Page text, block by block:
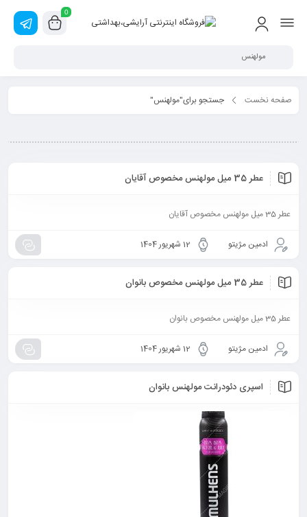
0
صفحه نخست جستجو برای"مولهنس"
عطر 35 میل مولهنس مخصوص آقایان
عطر 35 میل مولهنس مخصوص آقایان
ادمین مژیتو 12 شهریور 1404
عطر 35 میل مولهنس مخصوص بانوان
عطر 35 میل مولهنس مخصوص بانوان
ادمین مژیتو 12 شهریور 1404
اسپری دئودرانت مولهنس بانوان